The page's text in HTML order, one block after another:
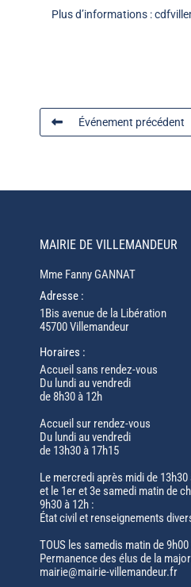
Plus d’informations :
Événement précédent
MAIRIE DE VILLEMANDEUR
Mme Fanny GANNAT
Adresse :
1Bis avenue de la Libération
45700 Villemandeur
Horaires :
Accueil sans rendez-vous
Du lundi au vendredi
de 8h30 à 12h
Accueil sur rendez-vous
Du lundi au vendredi
de 13h30 à 17h15
Le mercredi après midi de 13h30
et le 1er et 3e samedi matin de
9h30 à 12h :
État civil et renseignements
TOUS les samedis matin de
Permanence des élus de la
mairie@mairie-villemandeur.fr